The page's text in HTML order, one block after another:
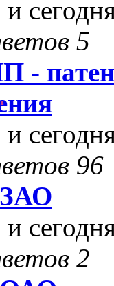
и
5
-
и
96
ЗАО
и
2